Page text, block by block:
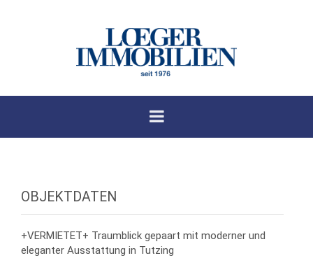
OBJEKTDATEN
+VERMIETET+ Traumblick gepaart mit moderner und
eleganter Ausstattung in Tutzing